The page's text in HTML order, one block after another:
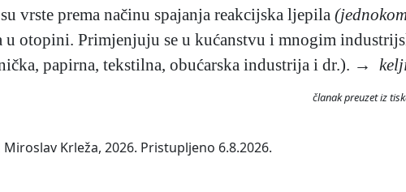
vrste prema načinu spajanja reakcijska ljepila
otopini. Primjenjuju se u kućanstvu i mnogim
papirna, tekstilna, obućarska industrija i dr.). →
članak preuzet iz
Krleža, 2026. Pristupljeno 6.8.2026.